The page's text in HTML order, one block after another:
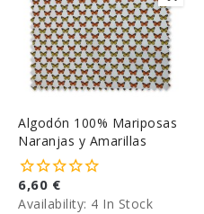
Algodón 100% Mariposas
Naranjas y Amarillas
6,60 €
Availability: 4 In Stock